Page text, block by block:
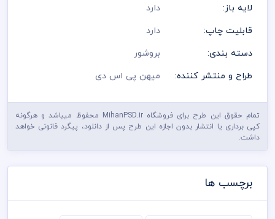
لایه باز:
دارد
قابلیت چاپ:
دارد
دسته بندی:
بروشور
طراح و منتشر کننده:
میهن پی اس دی
تمام حقوق این طرح برای فروشگاه MihanPSD.ir محفوظ میباشد و هرگونه
کپی برداری یا انتشار بدون اجازه این طرح پس از دانلود، پیگرد قانونی خواهد
داشت.
برچسب ها